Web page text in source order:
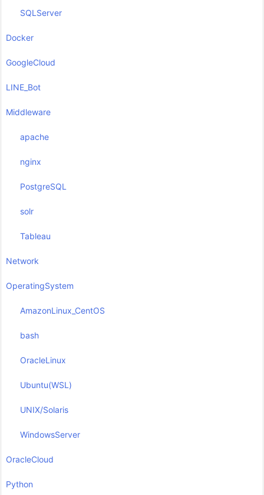
SQLServer
Docker
GoogleCloud
LINE_Bot
Middleware
apache
nginx
PostgreSQL
solr
Tableau
Network
OperatingSystem
AmazonLinux_CentOS
bash
OracleLinux
Ubuntu(WSL)
UNIX/Solaris
WindowsServer
OracleCloud
Python